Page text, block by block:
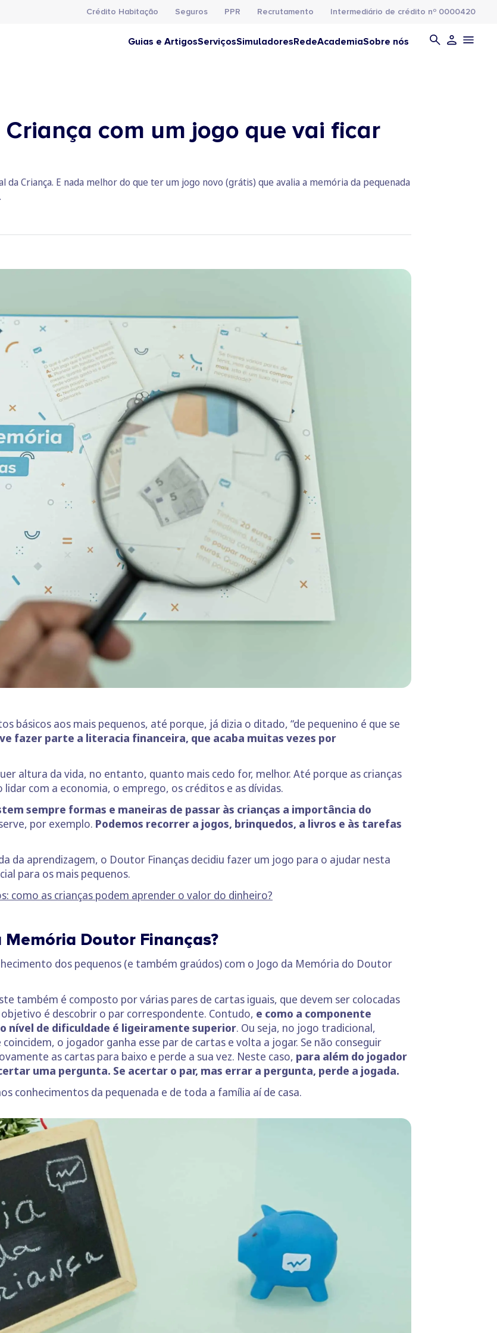
Crédito Habitação Seguros PPR Recrutamento Intermediário de crédito nº 0000420
Guias e ArtigosServiçosSimuladoresRedeAcademiaSobre nós
com um jogo que vai ficar
da Criança. E nada melhor do que ter um jogo novo (grátis) que avalia a memória da pequenada
básicos aos mais pequenos, até porque, já dizia o ditado, “de pequenino é que se
fazer parte a literacia financeira, que acaba muitas vezes por
altura da vida, no entanto, quanto mais cedo for, melhor. Até porque as crianças
com a economia, o emprego, os créditos e as dívidas.
sempre formas e maneiras de passar às crianças a importância do
por exemplo. Podemos recorrer a jogos, brinquedos, a livros e às tarefas
da aprendizagem, o Doutor Finanças decidiu fazer um jogo para o ajudar nesta
para os mais pequenos.
como as crianças podem aprender o valor do dinheiro?
Doutor Finanças?
dos pequenos (e também graúdos) com o Jogo da Memória do Doutor
também é composto por várias pares de cartas iguais, que devem ser colocadas
é descobrir o par correspondente. Contudo, e como a componente
nível de dificuldade é ligeiramente superior. Ou seja, no jogo tradicional,
o jogador ganha esse par de cartas e volta a jogar. Se não conseguir
as cartas para baixo e perde a sua vez. Neste caso, para além do jogador
uma pergunta. Se acertar o par, mas errar a pergunta, perde a jogada.
conhecimentos da pequenada e de toda a família aí de casa.